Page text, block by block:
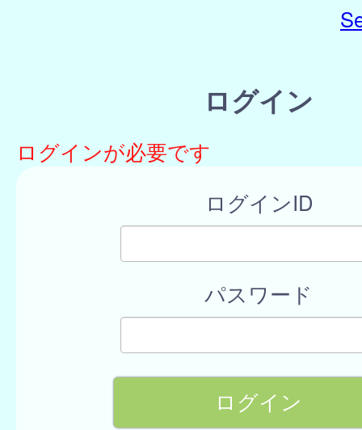
ログイン
ログインが必要です
ログインID
パスワード